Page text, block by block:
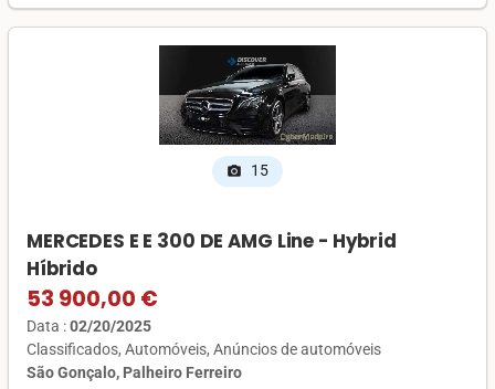
photo_camera 15
MERCEDES E E 300 DE AMG Line - Hybrid
Híbrido
53 900,00 €
Data :02/20/2025
Classificados Automóveis Anúncios de automóveis
São Gonçalo, Palheiro Ferreiro